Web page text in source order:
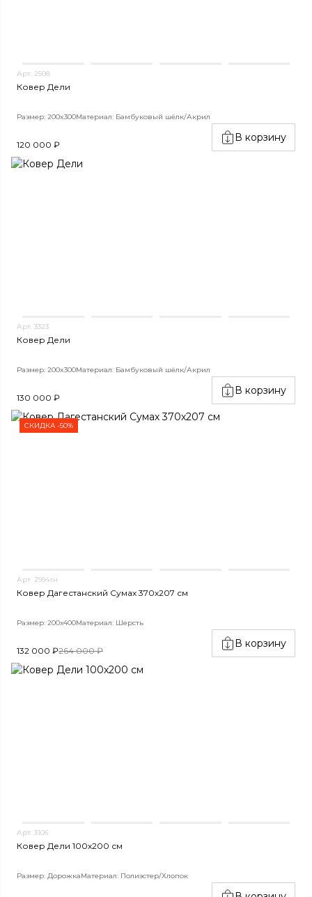
Арт. 2508
Ковер Дели
Размер: 200x300Материал: Бамбуковый шёлк/Акрил
120 000 ₽
В корзину
Арт. 3323
Ковер Дели
Размер: 200x300Материал: Бамбуковый шёлк/Акрил
130 000 ₽
В корзину
СКИДКА -50%
Арт. 2994тн
Ковер Дагестанский Сумах 370х207 см
Размер: 200х400Материал: Шерсть
132 000 ₽264 000 ₽
В корзину
Арт. 3106
Ковер Дели 100х200 см
Размер: ДорожкаМатериал: Полиэстер/Хлопок